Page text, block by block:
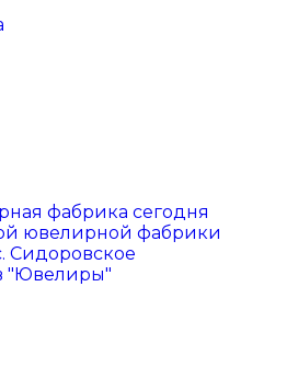
фабрика сегодня
ювелирной фабрики
Сидоровское
"Ювелиры"